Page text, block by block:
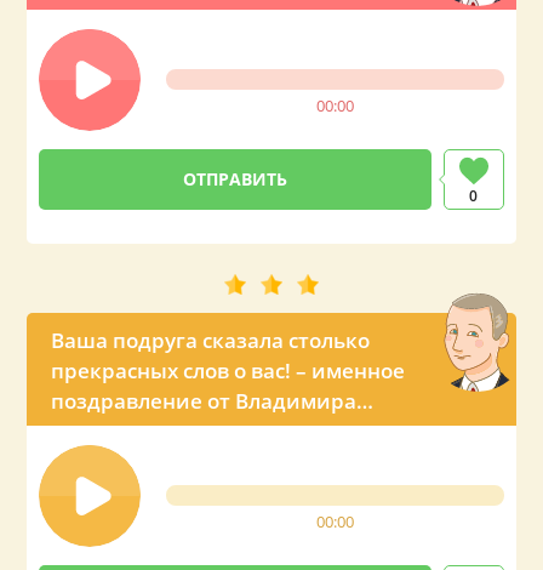
00:00
0
Ваша подруга сказала столько
прекрасных слов о вас! – именное
поздравление от Владимира
Владимировича
00:00